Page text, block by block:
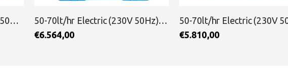
50-70lt/hr Electric (230V 50Hz) Pressure Supply Naked Unit Compact RAINMAN
50-70lt/hr Electric (230V 50Hz) Pressure Supply Naked Unit Economy RAINMAN
€5.810,00 €6.352,00